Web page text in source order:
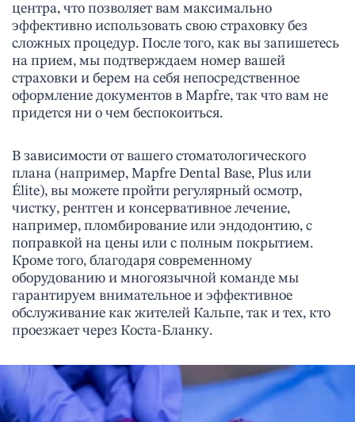
центра, что позволяет вам максимально
эффективно использовать свою страховку без
сложных процедур. После того, как вы запишетесь
на прием, мы подтверждаем номер вашей
страховки и берем на себя непосредственное
оформление документов в Mapfre, так что вам не
придется ни о чем беспокоиться.
В зависимости от вашего стоматологического
плана (например, Mapfre Dental Base, Plus или
Élite), вы можете пройти регулярный осмотр,
чистку, рентген и консервативное лечение,
например, пломбирование или эндодонтию, с
поправкой на цены или с полным покрытием.
Кроме того, благодаря современному
оборудованию и многоязычной команде мы
гарантируем внимательное и эффективное
обслуживание как жителей Кальпе, так и тех, кто
проезжает через Коста-Бланку.